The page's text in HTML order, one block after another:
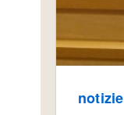
notizie